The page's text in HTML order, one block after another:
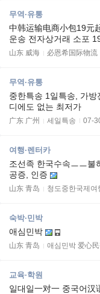
무역·유통
中韩运输电商小包19元
운송 전자상거래 소포
山东 威海 必恩希国际物流
무역·유통
중한특송 1일특송, 가
디에도 없는 최저가
广东 广州 세일특송 07-
여행·렌터카
조선족 한국수속ㅡㅡ불
공증, 인증
山东 青岛 청도중한국제여
숙박·민박
애심민박
山东 青岛 애심민박 爱心
교육·학원
일대일一对一 중국어汉